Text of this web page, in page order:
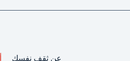
عن ثقف نفسك